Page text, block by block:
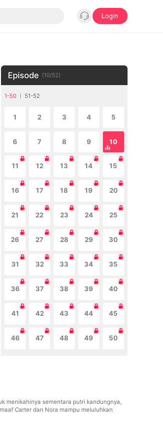
Login
Episode (10/52)
1-50 51-52
1 2 3 4 5
6 7 8 9 10
11 12 13 14 15
16 17 18 19 20
21 22 23 24 25
26 27 28 29 30
31 32 33 34 35
36 37 38 39 40
41 42 43 44 45
46 47 48 49 50
menikahinya sementara putri kandungnya,
Carter dan Nora mampu meluluhkan